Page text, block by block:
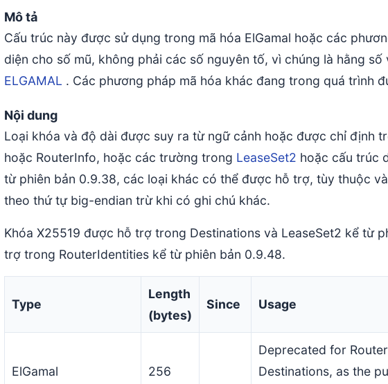
Mô tả
Cấu trúc này được sử dụng trong mã hóa ElGamal hoặc các
diện cho số mũ, không phải các số nguyên tố, vì chúng là hằng
ELGAMAL . Các phương pháp mã hóa khác đang trong quá trình
Nội dung
Loại khóa và độ dài được suy ra từ ngữ cảnh hoặc được chỉ định
hoặc RouterInfo, hoặc các trường trong LeaseSet2 hoặc cấu trúc
từ phiên bản 0.9.38, các loại khác có thể được hỗ trợ, tùy thuộc
theo thứ tự big-endian trừ khi có ghi chú khác.
Khóa X25519 được hỗ trợ trong Destinations và LeaseSet2 kể từ
trợ trong RouterIdentities kể từ phiên bản 0.9.48.
Type
Length
(bytes)
Since Usage
ElGamal 256
Deprecated for
Destinations, as the